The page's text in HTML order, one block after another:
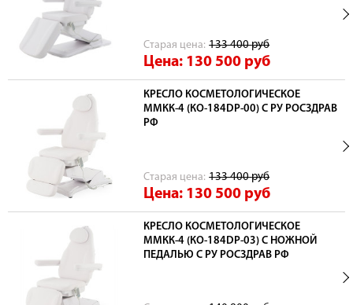
Cтарая цена: 133 400руб
Цена: 130 500 руб
КРЕСЛО КОСМЕТОЛОГИЧЕСКОЕ
ММКК-4 (КО-184DP-00) С РУ РОСЗДРАВ
РФ
Cтарая цена: 133 400руб
Цена: 130 500 руб
КРЕСЛО КОСМЕТОЛОГИЧЕСКОЕ
ММКК-4 (КО-184DP-03) С НОЖНОЙ
ПЕДАЛЬЮ С РУ РОСЗДРАВ РФ